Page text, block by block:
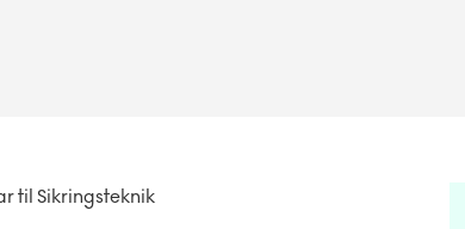
til Sikringsteknik